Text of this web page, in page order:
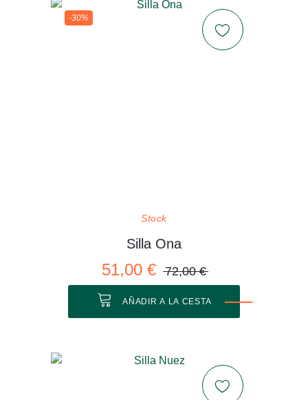
-30%
Stock
Silla Ona
51,00 € 72,00 €
AÑADIR A LA CESTA